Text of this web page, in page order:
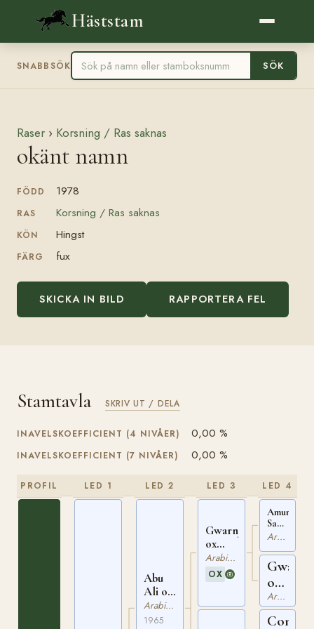
Häststam
SNABBSÖK SÖK
Raser › Korsning / Ras saknas
okänt namn
FÖDD 1978
RAS Korsning / Ras saknas
KÖN Hingst
FÄRG fux
SKICKA IN BILD RAPPORTERA FEL
Stamtavla SKRIV UT / DELA
INAVELSKOEFFICIENT (4 NIVÅER) 0,00 %
INAVELSKOEFFICIENT (7 NIVÅER) 0,00 %
PROFIL LED 1 LED 2
Abu
Ali ox
FA
85/68-
Arabiskt Fullblod
1965
LED 3
Gwarny
ox
PASB
1527
Arabiskt Fullblod
OX
LED 4
Amurath
Sahib
ox
497
Arabiskt Fullblod
Gwara
ox
PASB
1095
Arabiskt Fullblod
Comet